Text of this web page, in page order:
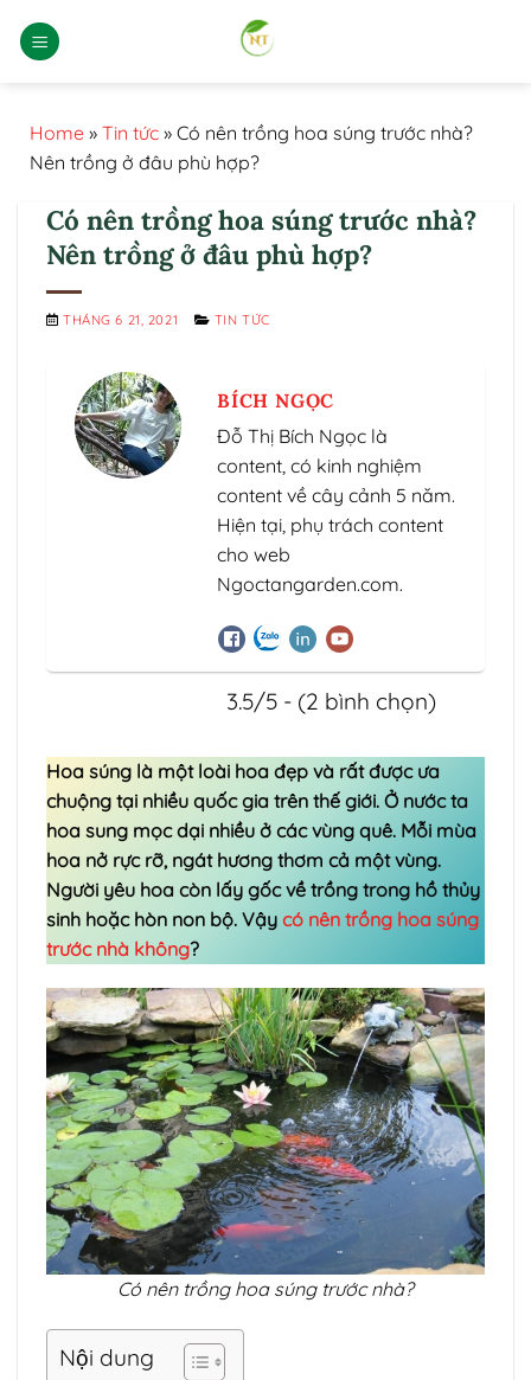
qua
Home » Tin tức » Có nên trồng hoa súng trước nhà?
Nên trồng ở đâu phù hợp?
Có nên trồng hoa súng trước nhà?
Nên trồng ở đâu phù hợp?
THÁNG 6 21, 2021 TIN TỨC
BÍCH NGỌC
Đỗ Thị Bích Ngọc là
content, có kinh nghiệm
content về cây cảnh 5 năm.
Hiện tại, phụ trách content
cho web
Ngoctangarden.com.
3.5/5 - (2 bình chọn)
Hoa súng là một loài hoa đẹp và rất được ưa
chuộng tại nhiều quốc gia trên thế giới. Ở nước ta
hoa sung mọc dại nhiều ở các vùng quê. Mỗi mùa
hoa nở rực rỡ, ngát hương thơm cả một vùng.
Người yêu hoa còn lấy gốc về trồng trong hồ thủy
sinh hoặc hòn non bộ. Vậy có nên trồng hoa súng
trước nhà không?
Có nên trồng hoa súng trước nhà?
Nội dung